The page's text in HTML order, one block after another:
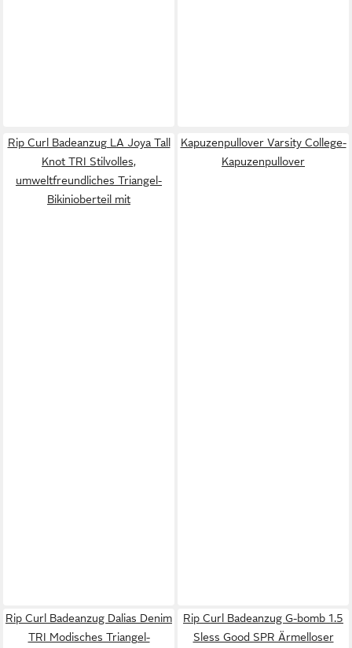
Rip Curl Badeanzug LA Joya Tall
Knot TRI Stilvolles,
umweltfreundliches Triangel-
Bikinioberteil mit
Kapuzenpullover Varsity College-
Kapuzenpullover
Rip Curl Badeanzug Dalias Denim
TRI Modisches Triangel-
Rip Curl Badeanzug G-bomb 1.5
Sless Good SPR Ärmelloser